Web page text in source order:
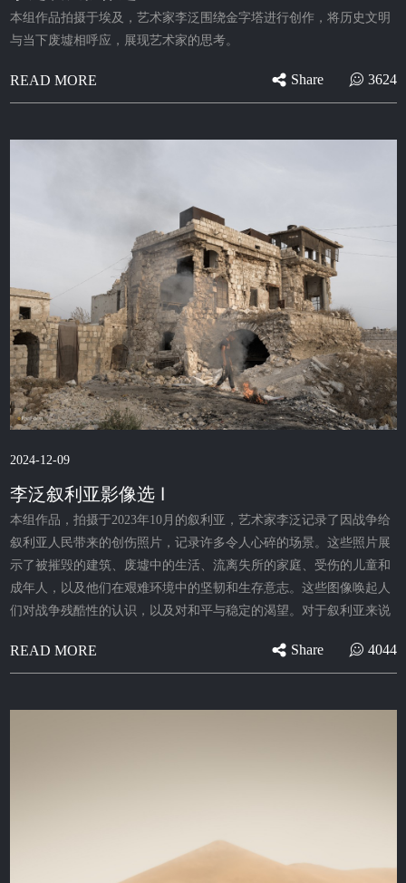
本组作品拍摄于埃及，艺术家李泛围绕金字塔进行创作，将历史文明
与当下废墟相呼应，展现艺术家的思考。
READ MORE Share 3624
2024-12-09
李泛叙利亚影像选 Ⅰ
本组作品，拍摄于2023年10月的叙利亚，艺术家李泛记录了因战争给
叙利亚人民带来的创伤照片，记录许多令人心碎的场景。这些照片展
示了被摧毁的建筑、废墟中的生活、流离失所的家庭、受伤的儿童和
成年人，以及他们在艰难环境中的坚韧和生存意志。这些图像唤起人
们对战争残酷性的认识，以及对和平与稳定的渴望。对于叙利亚来说
READ MORE Share 4044